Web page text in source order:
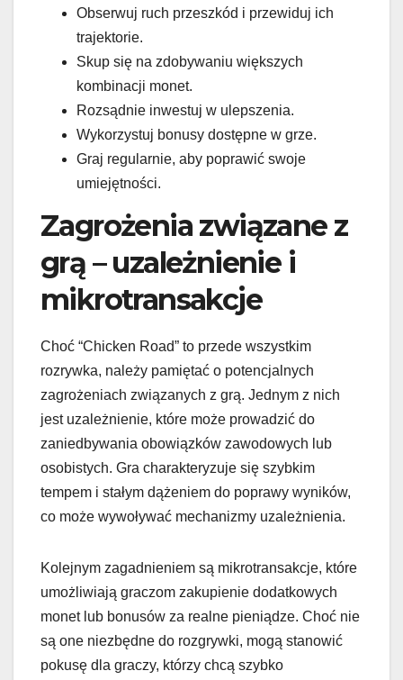
Obserwuj ruch przeszkód i przewiduj ich
trajektorie.
Skup się na zdobywaniu większych
kombinacji monet.
Rozsądnie inwestuj w ulepszenia.
Wykorzystuj bonusy dostępne w grze.
Graj regularnie, aby poprawić swoje
umiejętności.
Zagrożenia związane z
grą – uzależnienie i
mikrotransakcje
Choć “Chicken Road” to przede wszystkim
rozrywka, należy pamiętać o potencjalnych
zagrożeniach związanych z grą. Jednym z nich
jest uzależnienie, które może prowadzić do
zaniedbywania obowiązków zawodowych lub
osobistych. Gra charakteryzuje się szybkim
tempem i stałym dążeniem do poprawy wyników,
co może wywoływać mechanizmy uzależnienia.
Kolejnym zagadnieniem są mikrotransakcje, które
umożliwiają graczom zakupienie dodatkowych
monet lub bonusów za realne pieniądze. Choć nie
są one niezbędne do rozgrywki, mogą stanowić
pokusę dla graczy, którzy chcą szybko